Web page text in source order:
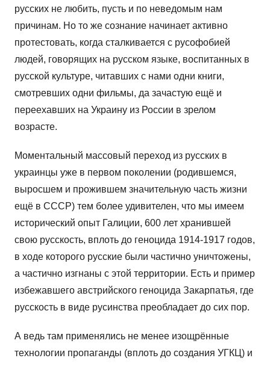
русских не любить, пусть и по неведомым нам
причинам. Но то же сознание начинает активно
протестовать, когда сталкивается с русофобией
людей, говорящих на русском языке, воспитанных в
русской культуре, читавших с нами одни книги,
смотревших одни фильмы, да зачастую ещё и
переехавших на Украину из России в зрелом
возрасте.
Моментальный массовый переход из русских в
украинцы уже в первом поколении (родившемся,
выросшем и прожившем значительную часть жизни
ещё в СССР) тем более удивителен, что мы имеем
исторический опыт Галиции, 600 лет хранившей
свою русскость, вплоть до геноцида 1914-1917 годов,
в ходе которого русские были частично уничтожены,
а частично изгнаны с этой территории. Есть и пример
избежавшего австрийского геноцида Закарпатья, где
русскость в виде русинства преобладает до сих пор.
А ведь там применялись не менее изощрённые
технологии пропаганды (вплоть до создания УГКЦ) и